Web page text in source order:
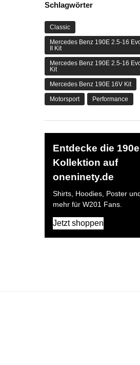
Schlagwörter
Classic
Mercedes Benz 190E 2.5-16
II Kit
Mercedes Benz 190E 2.5-16
Kit
Mercedes Benz 190E 16V Kit
Motorsport Performance
Entdecke die
Kollektion auf
oneninety.de
Shirts, Hoodies, Poster
mehr für W201 Fans.
Jetzt shoppen